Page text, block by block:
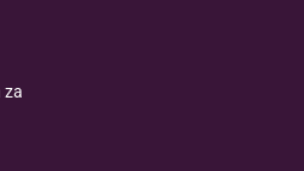
za